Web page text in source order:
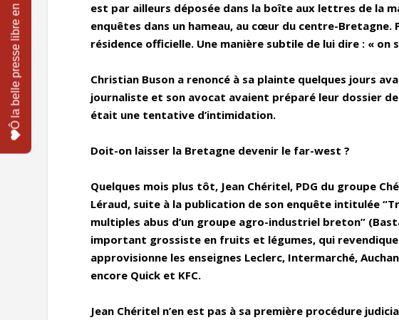
est par ailleurs déposée dans la boîte aux lettres de la
enquêtes dans un hameau, au cœur du centre-Bretagne.
résidence officielle. Une manière subtile de lui dire : « on
Christian Buson a renoncé à sa plainte quelques jours
journaliste et son avocat avaient préparé leur dossier
était une tentative d’intimidation.
Doit-on laisser la Bretagne devenir le far-west ?
Quelques mois plus tôt, Jean Chéritel, PDG du groupe
Léraud, suite à la publication de son enquête intitulée
multiples abus d’un groupe agro-industriel breton”
important grossiste en fruits et légumes, qui
approvisionne les enseignes Leclerc, Intermarché,
encore Quick et KFC.
Jean Chéritel n’en est pas à sa première procédure